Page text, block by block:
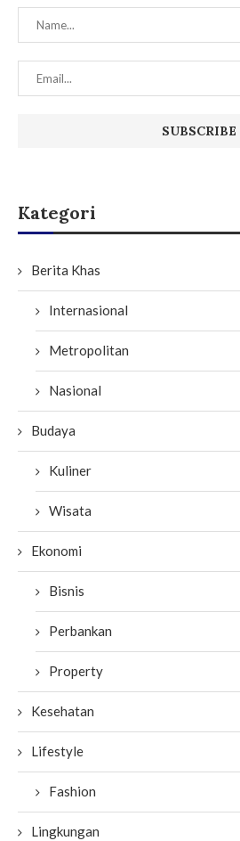
Kategori
Berita Khas
Internasional
Metropolitan
Nasional
Budaya
Kuliner
Wisata
Ekonomi
Bisnis
Perbankan
Property
Kesehatan
Lifestyle
Fashion
Lingkungan